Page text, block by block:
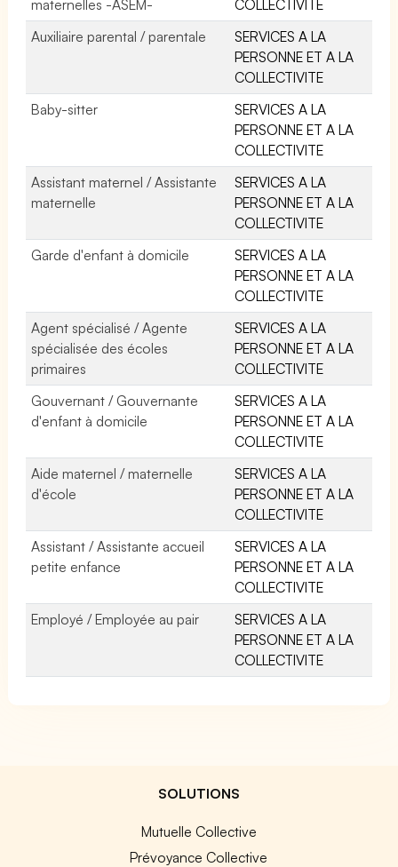
maternelles -ASEM-
COLLECTIVITE
Auxiliaire parental / parentale
SERVICES A LA
PERSONNE ET A LA
COLLECTIVITE
Baby-sitter
SERVICES A LA
PERSONNE ET A LA
COLLECTIVITE
Assistant maternel / Assistante
maternelle
SERVICES A LA
PERSONNE ET A LA
COLLECTIVITE
Garde d'enfant à domicile
SERVICES A LA
PERSONNE ET A LA
COLLECTIVITE
Agent spécialisé / Agente
spécialisée des écoles
primaires
SERVICES A LA
PERSONNE ET A LA
COLLECTIVITE
Gouvernant / Gouvernante
d'enfant à domicile
SERVICES A LA
PERSONNE ET A LA
COLLECTIVITE
Aide maternel / maternelle
d'école
SERVICES A LA
PERSONNE ET A LA
COLLECTIVITE
Assistant / Assistante accueil
petite enfance
SERVICES A LA
PERSONNE ET A LA
COLLECTIVITE
Employé / Employée au pair
SERVICES A LA
PERSONNE ET A LA
COLLECTIVITE
SOLUTIONS
Mutuelle Collective
Prévoyance Collective